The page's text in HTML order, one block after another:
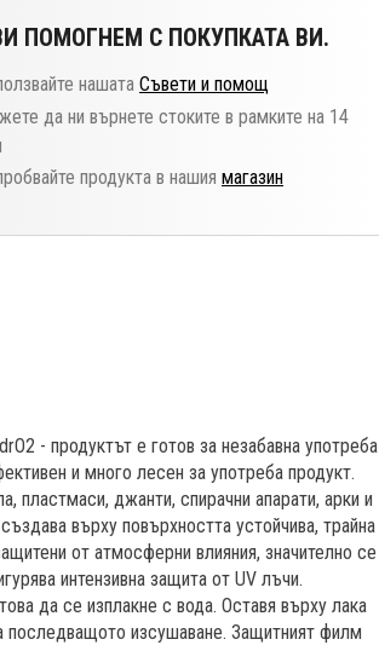
ПОМОГНЕМ С ПОКУПКАТА ВИ.
нашата Съвети и помощ
да ни върнете стоките в рамките на 14
продукта в нашия магазин
- продуктът е готов за незабавна употреба
и много лесен за употреба продукт.
пластмаси, джанти, спирачни апарати, арки и
върху повърхността устойчива, трайна
от атмосферни влияния, значително се
интензивна защита от UV лъчи.
да се изплакне с вода. Оставя върху лака
последващото изсушаване. Защитният филм